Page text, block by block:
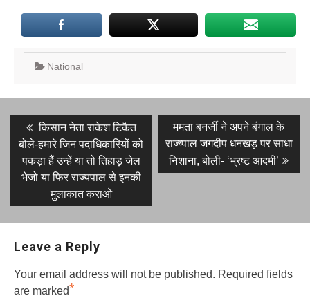
National
Post
navigation
Previous
post:
किसान नेता राकेश टिकैत
बोले-हमारे जिन पदाधिकारियों को
पकड़ा हैं उन्हें या तो तिहाड़ जेल
भेजो या फिर राज्यपाल से इनकी
मुलाकात कराओ
Next
post:
ममता बनर्जी ने अपने बंगाल के
राज्य्पाल जगदीप धनखड़ पर साधा
निशाना, बोली- ‘भ्रष्ट आदमी’
Leave a Reply
Your email address will not be published. Required fields
are marked*